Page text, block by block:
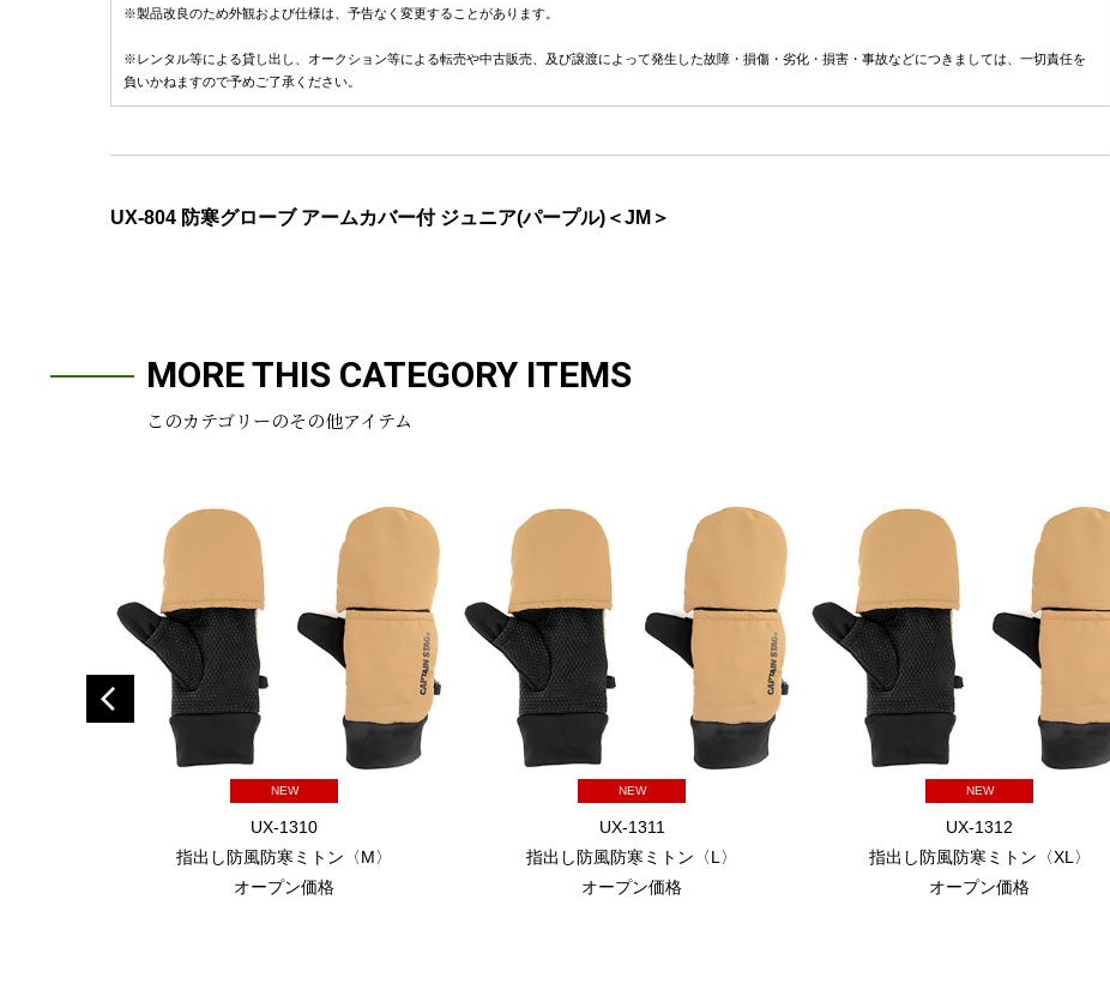
※製品改良のため外観および仕様は、予告なく変更することがあります。
※レンタル等による貸し出し、オークション等による転売や中古販売、及び譲渡によって発生した故障・損傷・劣化・損害・事故などにつきましては、一切責任を
負いかねますので予めご了承ください。
UX-804 防寒グローブ アームカバー付 ジュニア(パープル)＜JM＞
MORE THIS CATEGORY ITEMS
このカテゴリーのその他アイテム
NEW
UX-1310
指出し防風防寒ミトン〈M〉
オープン価格
NEW
UX-1311
指出し防風防寒ミトン〈L〉
オープン価格
NEW
UX-1312
指出し防風防寒ミトン〈XL〉
オープン価格